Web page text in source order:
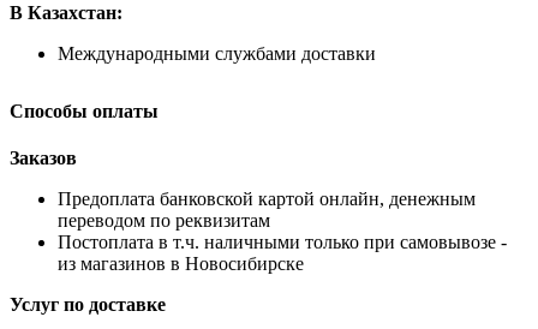
В Казахстан:
Международными службами доставки
Способы оплаты
Заказов
Предоплата банковской картой онлайн, денежным
переводом по реквизитам
Постоплата в т.ч. наличными только при самовывозе -
из магазинов в Новосибирске
Услуг по доставке